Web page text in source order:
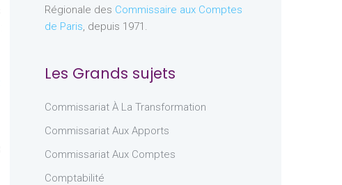
Régionale des Commissaire aux Comptes
de Paris, depuis 1971.
Les Grands sujets
Commissariat À La Transformation
Commissariat Aux Apports
Commissariat Aux Comptes
Comptabilité